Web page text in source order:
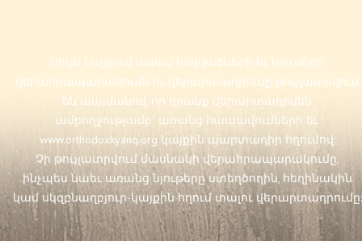
Սույն կայքում առկա հոդվածների եւ նյութերի
վերահրապարակումն ու վերարտադրումը թույլատրվում
են պայմանով, որ դրանք վերարտադրվեն
ամբողջությամբ` առանց հապավումների եւ
www.orthodoxkyanq.org կայքին պարտադիր հղումով:
Չի թույլատրվում մասնակի վերահրապարակումը,
ինչպես նաեւ առանց նյութերը ստեղծողին, հեղինակին
կամ սկզբնաղբյուր-կայքին հղում տալու վերարտադրումը: